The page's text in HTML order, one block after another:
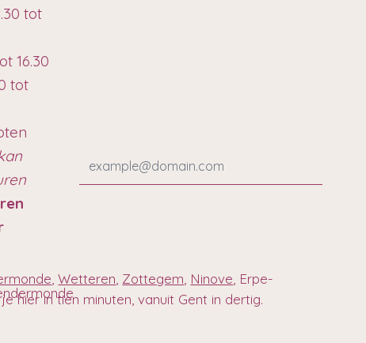
tot
16.30
tot
,Wetteren Zottegem Ninove , Erpe-
hier in tien minuten, vanuit Gent in dertig.